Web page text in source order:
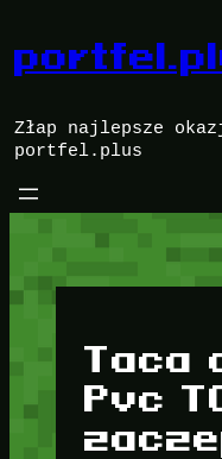
treści
Złap najlepsze
portfel.plus
Taca
Pvc